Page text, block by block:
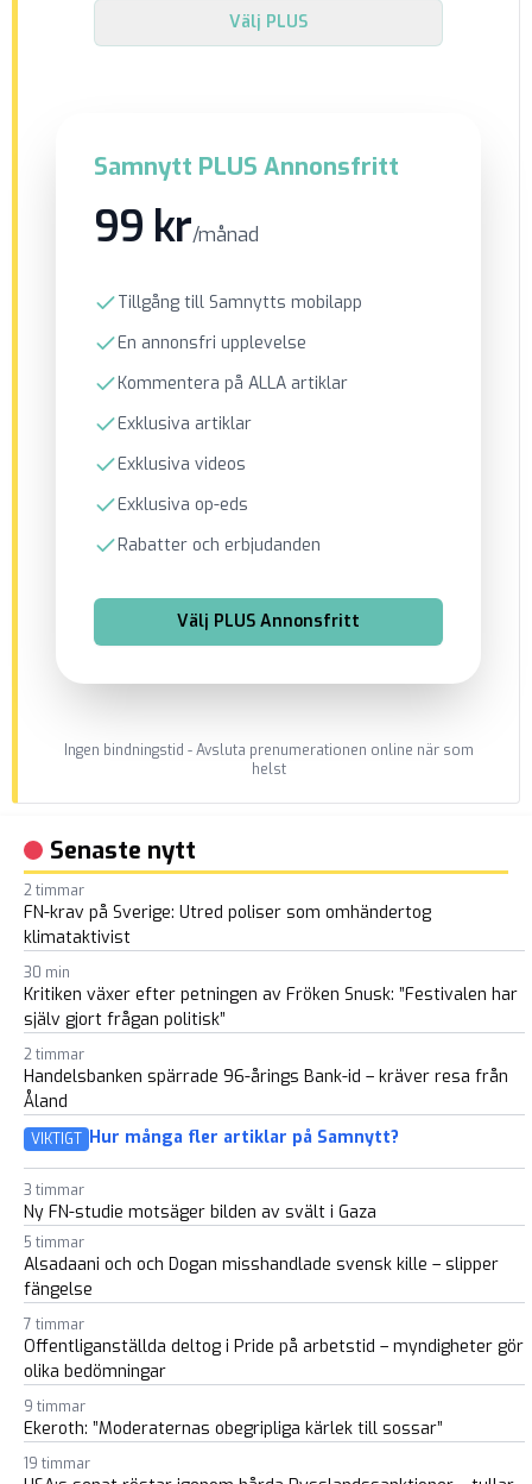
Välj PLUS
Samnytt PLUS Annonsfritt
99 kr/månad
Tillgång till Samnytts mobilapp
En annonsfri upplevelse
Kommentera på ALLA artiklar
Exklusiva artiklar
Exklusiva videos
Exklusiva op-eds
Rabatter och erbjudanden
Välj PLUS Annonsfritt
Ingen bindningstid - Avsluta prenumerationen online när som
helst
Senaste nytt
2 timmar
FN-krav på Sverige: Utred poliser som omhändertog
klimataktivist
30 min
Kritiken växer efter petningen av Fröken Snusk: ”Festivalen har
själv gjort frågan politisk”
2 timmar
Handelsbanken spärrade 96-årings Bank-id – kräver resa från
Åland
VIKTIGT Hur många fler artiklar på Samnytt?
3 timmar
Ny FN-studie motsäger bilden av svält i Gaza
5 timmar
Alsadaani och och Dogan misshandlade svensk kille – slipper
fängelse
7 timmar
Offentliganställda deltog i Pride på arbetstid – myndigheter gör
olika bedömningar
9 timmar
Ekeroth: ”Moderaternas obegripliga kärlek till sossar”
19 timmar